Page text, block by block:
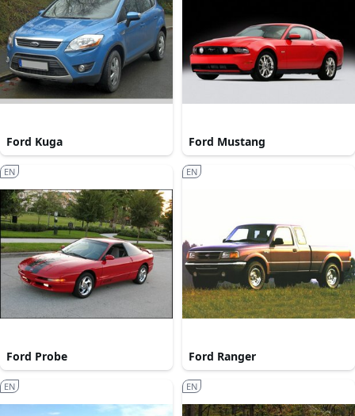
Ford Kuga Ford Mustang
Ford Probe
EN
Ford Ranger
EN
EN EN